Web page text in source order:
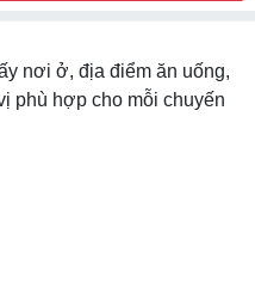
nơi ở, địa điểm ăn uống,
phù hợp cho mỗi chuyến